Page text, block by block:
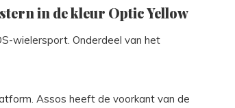
in de kleur Optic Yellow
wielersport. Onderdeel van het
Assos heeft de voorkant van de